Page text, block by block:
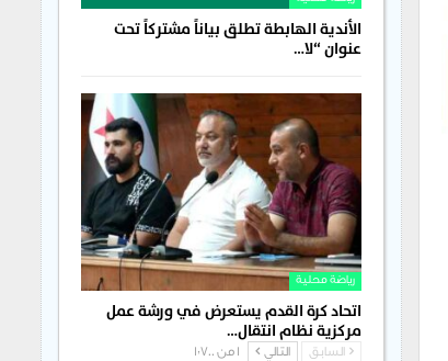
الأندية الهابطة تطلق بياناً مشتركاً تحت
عنوان “لا…
رياضة محلية
اتحاد كرة القدم يستعرض في ورشة عمل
مركزية نظام انتقال…
السابق التالي 1 من 1٬700